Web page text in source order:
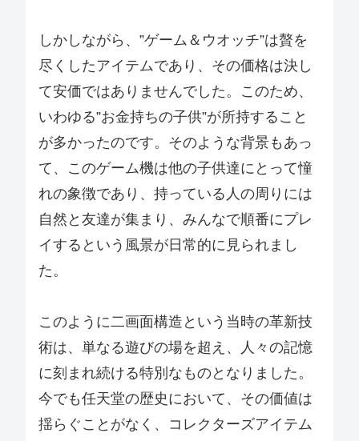
しかしながら、”ゲーム＆ウオッチ”は贅を
尽くしたアイテムであり、その価格は決し
て安価ではありませんでした。このため、
いわゆる”お金持ちの子供”が所持すること
が多かったのです。そのような背景もあっ
て、このゲーム機は他の子供達にとって憧
れの象徴であり、持っている人の周りには
自然と友達が集まり、みんなで順番にプレ
イするという風景が日常的に見られまし
た。
このように二画面構造という当時の革新技
術は、単なる遊びの場を超え、人々の記憶
に刻まれ続ける特別なものとなりました。
今でも任天堂の歴史において、その価値は
揺らぐことがなく、コレクターズアイテム